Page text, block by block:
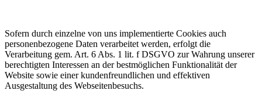
Sofern durch einzelne von uns implementierte Cookies auch
personenbezogene Daten verarbeitet werden, erfolgt die
Verarbeitung gem. Art. 6 Abs. 1 lit. f DSGVO zur Wahrung unserer
berechtigten Interessen an der bestmöglichen Funktionalität der
Website sowie einer kundenfreundlichen und effektiven
Ausgestaltung des Webseitenbesuchs.